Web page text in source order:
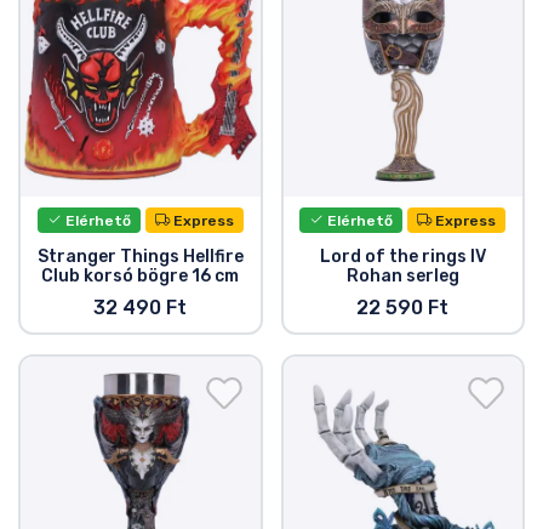
Elérhető Express
Stranger Things Hellfire
Club korsó bögre 16 cm
32 490 Ft
Elérhető Express
Lord of the rings IV
Rohan serleg
22 590 Ft